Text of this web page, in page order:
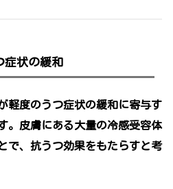
症状の緩和
軽度のうつ症状の緩和に寄与す
。皮膚にある大量の冷感受容体
で、抗うつ効果をもたらすと考